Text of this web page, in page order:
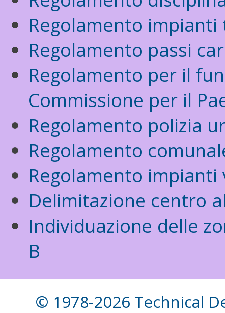
Regolamento
Regolamento passi
Regolamento per il
Commissione per il
Regolamento polizia
Regolamento
Regolamento impianti
Delimitazione centro
Individuazione delle
B
© 1978-2026 Technical